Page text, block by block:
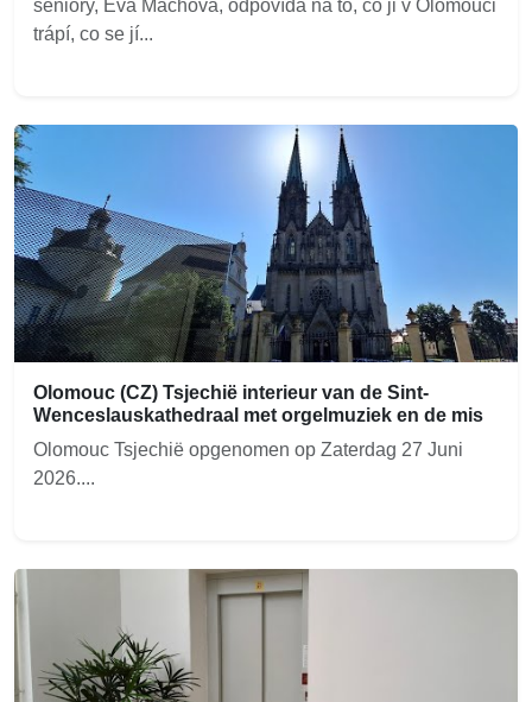
seniory, Eva Machová, odpovídá na to, co ji v Olomouci
trápí, co se jí...
Olomouc (CZ) Tsjechië interieur van de Sint-
Wenceslauskathedraal met orgelmuziek en de mis
Olomouc Tsjechië opgenomen op Zaterdag 27 Juni
2026....